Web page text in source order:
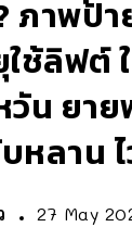
ภาพป้
ช้ลิฟต์
น ยาย
หลาน
27 May